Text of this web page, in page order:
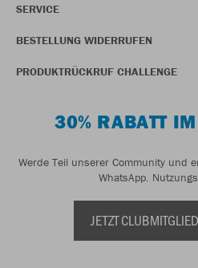
SERVICE
BESTELLUNG WIDERRUFEN
PRODUKTRÜCKRUF CHALLENGE
30% RABATT
Werde Teil unserer Community und
WhatsApp.
JETZT